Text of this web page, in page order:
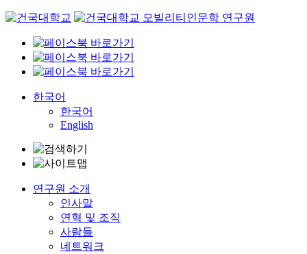
Skip
content
한국어
한국어
English
연구원 소개
인사말
연혁 및 조직
사람들
네트워크